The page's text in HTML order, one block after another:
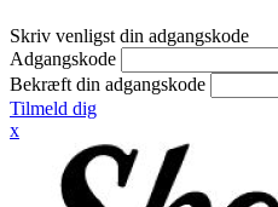
Skriv venligst din adgangskode
Adgangskode
Bekræft din adgangskode
Tilmeld dig
x